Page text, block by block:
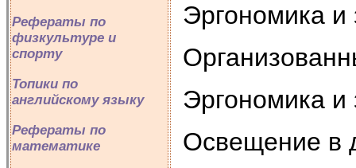
Рефераты по
физкультуре и
спорту
Топики по
английскому языку
Рефераты по
математике
Эргономика и
Эргономика и
Освещение в